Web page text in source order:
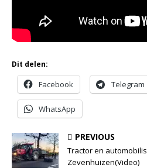
Dit delen:
Facebook Telegram
WhatsApp
PREVIOUS
Tractor en
Zevenhuizen(Video)